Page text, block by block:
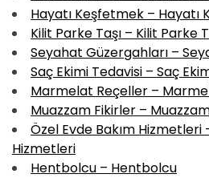
Hayatı Keşfetmek – Hayatı
Kilit Parke Taşı – Kilit Parke
Seyahat Güzergahları –
Saç Ekimi Tedavisi – Saç
Marmelat Reçeller –
Muazzam Fikirler –
Özel Evde Bakım Hizmetleri
Hizmetleri
Hentbolcu – Hentbolcu